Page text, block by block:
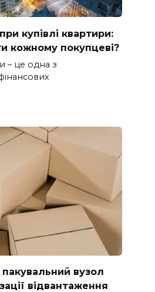
купівлі квартири:
кожному покупцеві?
– це одна з
вузол
відвантаження